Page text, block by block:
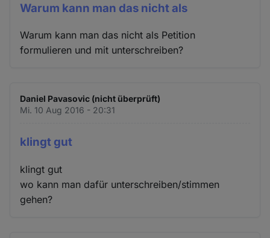
Warum kann man das nicht als
Warum kann man das nicht als Petition
formulieren und mit unterschreiben?
Daniel Pavasovic (nicht überprüft)
Mi. 10 Aug 2016 - 20:31
klingt gut
klingt gut
wo kann man dafür unterschreiben/stimmen
gehen?